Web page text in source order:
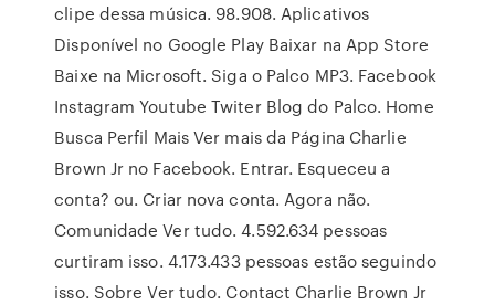
clipe dessa música. 98.908. Aplicativos
Disponível no Google Play Baixar na App Store
Baixe na Microsoft. Siga o Palco MP3. Facebook
Instagram Youtube Twiter Blog do Palco. Home
Busca Perfil Mais Ver mais da Página Charlie
Brown Jr no Facebook. Entrar. Esqueceu a
conta? ou. Criar nova conta. Agora não.
Comunidade Ver tudo. 4.592.634 pessoas
curtiram isso. 4.173.433 pessoas estão seguindo
isso. Sobre Ver tudo. Contact Charlie Brown Jr